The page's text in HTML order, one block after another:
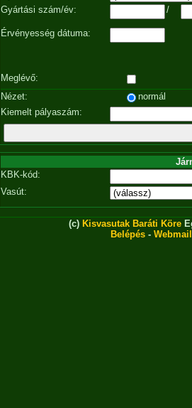
Gyártási szám/év:
/
Érvényesség dátuma:
Meglévő:
Nézet:
normál
Kiemelt pályaszám:
KBK-kód:
Vasút:
(c) Kisvasutak Baráti Köre
Belépés - Webmail